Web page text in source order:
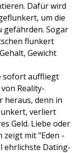
Dafür wird
um die
gefährden. Sogar
flunkert
Gewicht
sofort auffliegt
Reality-
heraus, denn in
verliert
Geld. Liebe oder
zeigt mit "Eden -
ehrlichste Dating-